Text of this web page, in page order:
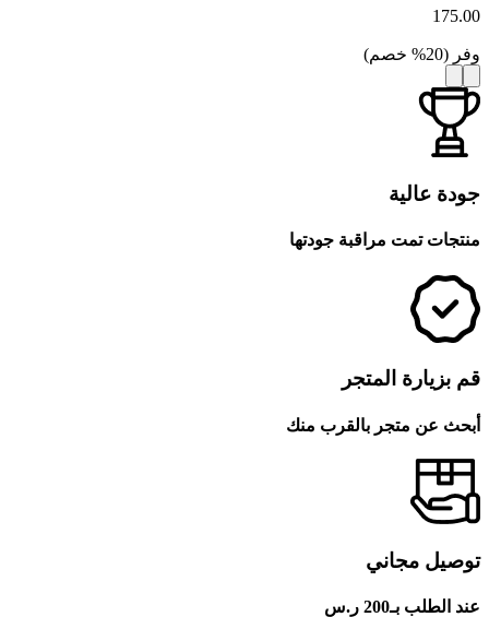
175.00
وفر (
20
% خصم)
جودة عالية
منتجات تمت مراقبة جودتها
قم بزيارة المتجر
أبحث عن متجر بالقرب منك
توصيل مجاني
عند الطلب بـ200 ر.س